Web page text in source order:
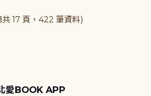
共 17 頁，422 筆資料)
愛BOOK APP